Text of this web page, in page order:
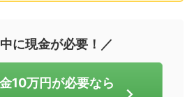
に現金が必要！／
10万円が必要なら